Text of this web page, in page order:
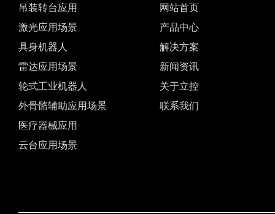
吊装转台应用
激光应用场景
具身机器人
雷达应用场景
轮式工业机器人
外骨骼辅助应用场景
医疗器械应用
云台应用场景
网站首页
产品中心
解决方案
新闻资讯
关于立控
联系我们